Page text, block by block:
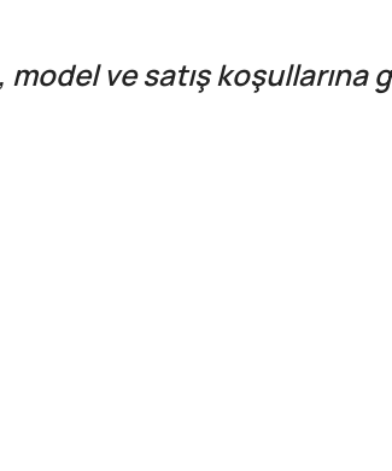
ve satış koşullarına